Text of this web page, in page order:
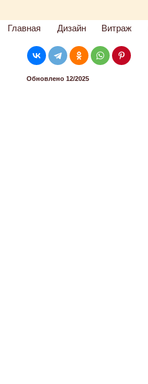
Главная Дизайн Витраж
Обновлено 12/2025